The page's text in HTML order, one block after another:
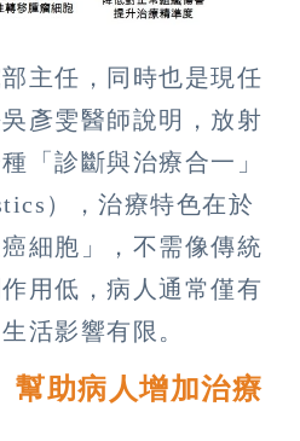
主任，同時也是現任
彥雯醫師說明，放射
「診斷與治療合一」
），治療特色在於
癌細胞」，不需像傳統
用低，病人通常僅有
活影響有限。
助病人增加治療